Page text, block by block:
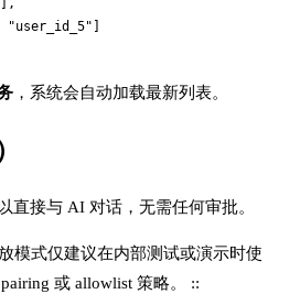
，系统会自动加载最新列表。
直接与 AI 对话，无需任何审批。
模式仅建议在内部测试或演示时使
或 allowlist 策略。 ::